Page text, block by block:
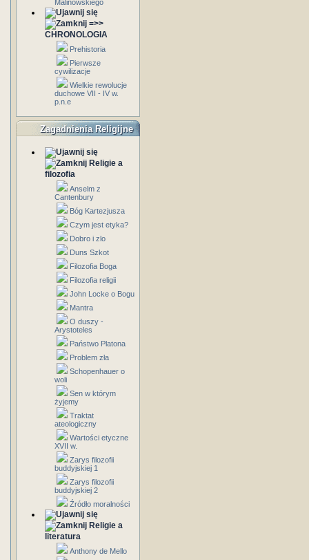
Malinowskiego
=>>
CHRONOLOGIA
Prehistoria
Pierwsze
cywilizacje
Wielkie rewolucje
duchowe VII - IV w.
p.n.e
Zagadnienia Religijne
Religie a
filozofia
Anselm z
Cantenbury
Bóg Kartezjusza
Czym jest etyka?
Dobro i zlo
Duns Szkot
Filozofia Boga
Filozofia religii
John Locke o Bogu
Mantra
O duszy -
Arystoteles
Państwo Platona
Problem zła
Schopenhauer o
woli
Sen w którym
żyjemy
Traktat
ateologiczny
Wartości etyczne
XVII w.
Zarys filozofii
buddyjskiej 1
Zarys filozofii
buddyjskiej 2
Źródło moralności
Religie a
literatura
Anthony de Mello